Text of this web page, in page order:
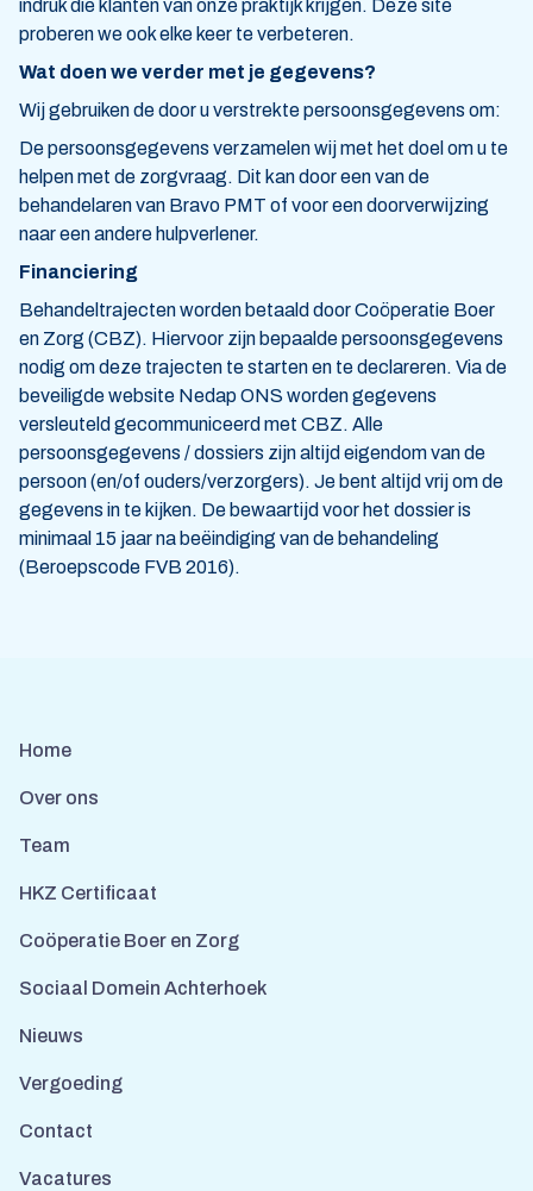
indruk die klanten van onze praktijk krijgen. Deze site
proberen we ook elke keer te verbeteren.
Wat doen we verder met je gegevens?
Wij gebruiken de door u verstrekte persoonsgegevens om:
De persoonsgegevens verzamelen wij met het doel om u te
helpen met de zorgvraag. Dit kan door een van de
behandelaren van Bravo PMT of voor een doorverwijzing
naar een andere hulpverlener.
Financiering
Behandeltrajecten worden betaald door Coöperatie Boer
en Zorg (CBZ). Hiervoor zijn bepaalde persoonsgegevens
nodig om deze trajecten te starten en te declareren. Via de
beveiligde website Nedap ONS worden gegevens
versleuteld gecommuniceerd met CBZ. Alle
persoonsgegevens / dossiers zijn altijd eigendom van de
persoon (en/of ouders/verzorgers). Je bent altijd vrij om de
gegevens in te kijken. De bewaartijd voor het dossier is
minimaal 15 jaar na beëindiging van de behandeling
(Beroepscode FVB 2016).
Home
Over ons
Team
HKZ Certificaat
Coöperatie Boer en Zorg
Sociaal Domein Achterhoek
Nieuws
Vergoeding
Contact
Vacatures